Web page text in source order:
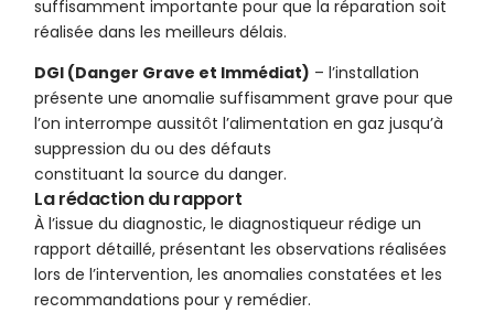
suffisamment importante pour que la réparation soit
réalisée dans les meilleurs délais.
DGI (Danger Grave et Immédiat) – l’installation
présente une anomalie suffisamment grave pour que
l’on interrompe aussitôt l’alimentation en gaz jusqu’à
suppression du ou des défauts
constituant la source du danger.
La rédaction du rapport
À l’issue du diagnostic, le diagnostiqueur rédige un
rapport détaillé, présentant les observations réalisées
lors de l’intervention, les anomalies constatées et les
recommandations pour y remédier.